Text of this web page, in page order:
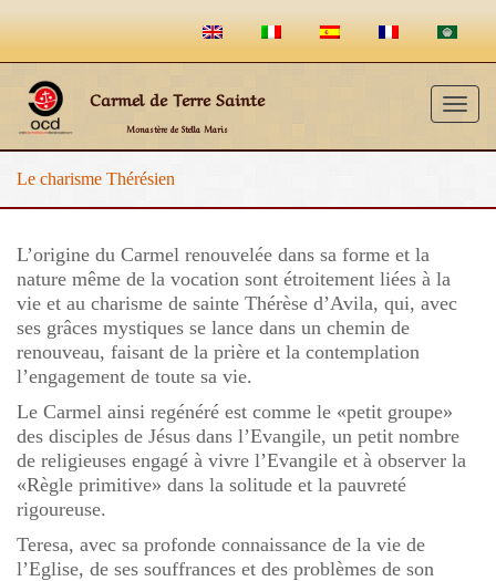
Carmel de Terre Sainte
Monastère de Stella Maris
Le charisme Thérésien
L’origine du Carmel renouvelée dans sa forme et la
nature même de la vocation sont étroitement liées à la
vie et au charisme de sainte Thérèse d’Avila, qui, avec
ses grâces mystiques se lance dans un chemin de
renouveau, faisant de la prière et la contemplation
l’engagement de toute sa vie.
Le Carmel ainsi regénéré est comme le «petit groupe»
des disciples de Jésus dans l’Evangile, un petit nombre
de religieuses engagé à vivre l’Evangile et à observer la
«Règle primitive» dans la solitude et la pauvreté
rigoureuse.
Teresa, avec sa profonde connaissance de la vie de
l’Eglise, de ses souffrances et des problèmes de son